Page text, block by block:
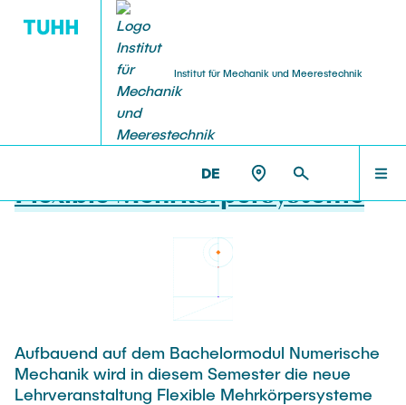
Institut für Mechanik und Meerestechnik
DE
HOME
TEAM
FORSCHUNG
Forschungsgebiete
Studentische Arbeiten & Jobs
LEHRE
Studentische Arbeiten & Jobs
AUSLANDSSTUDIUM
UC Berkeley
Waterloo Exchange Inbound
Neue Lehrveranstaltung
Flexible Mehrkörpersysteme
Aufbauend auf dem Bachelormodul Numerische
Mechanik wird in diesem Semester die neue
Lehrveranstaltung Flexible Mehrkörpersysteme